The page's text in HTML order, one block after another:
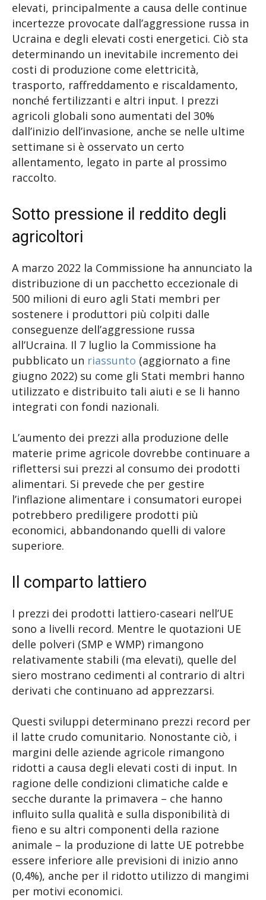
elevati, principalmente a causa delle continue
incertezze provocate dall’aggressione russa in
Ucraina e degli elevati costi energetici. Ciò sta
determinando un inevitabile incremento dei
costi di produzione come elettricità,
trasporto, raffreddamento e riscaldamento,
nonché fertilizzanti e altri input. I prezzi
agricoli globali sono aumentati del 30%
dall’inizio dell’invasione, anche se nelle ultime
settimane si è osservato un certo
allentamento, legato in parte al prossimo
raccolto.
Sotto pressione il reddito degli
agricoltori
A marzo 2022 la Commissione ha annunciato la
distribuzione di un pacchetto eccezionale di
500 milioni di euro agli Stati membri per
sostenere i produttori più colpiti dalle
conseguenze dell’aggressione russa
all’Ucraina. Il 7 luglio la Commissione ha
pubblicato un riassunto (aggiornato a fine
giugno 2022) su come gli Stati membri hanno
utilizzato e distribuito tali aiuti e se li hanno
integrati con fondi nazionali.
L’aumento dei prezzi alla produzione delle
materie prime agricole dovrebbe continuare a
riflettersi sui prezzi al consumo dei prodotti
alimentari. Si prevede che per gestire
l’inflazione alimentare i consumatori europei
potrebbero prediligere prodotti più
economici, abbandonando quelli di valore
superiore.
Il comparto lattiero
I prezzi dei prodotti lattiero-caseari nell’UE
sono a livelli record. Mentre le quotazioni UE
delle polveri (SMP e WMP) rimangono
relativamente stabili (ma elevati), quelle del
siero mostrano cedimenti al contrario di altri
derivati che continuano ad apprezzarsi.
Questi sviluppi determinano prezzi record per
il latte crudo comunitario. Nonostante ciò, i
margini delle aziende agricole rimangono
ridotti a causa degli elevati costi di input. In
ragione delle condizioni climatiche calde e
secche durante la primavera – che hanno
influito sulla qualità e sulla disponibilità di
fieno e su altri componenti della razione
animale – la produzione di latte UE potrebbe
essere inferiore alle previsioni di inizio anno
(0,4%), anche per il ridotto utilizzo di mangimi
per motivi economici.